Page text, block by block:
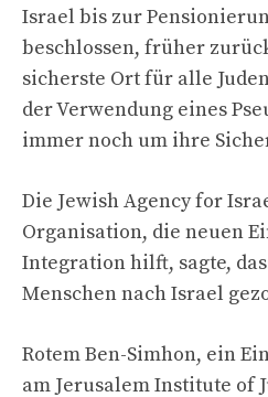
Israel bis zur
beschlossen, früher
sicherste Ort für alle
der Verwendung eines
immer noch um ihre
Die Jewish Agency for
Organisation, die neuen
Integration hilft, sagte,
Menschen nach Israel
Rotem Ben-Simhon, ein
am Jerusalem Institute of